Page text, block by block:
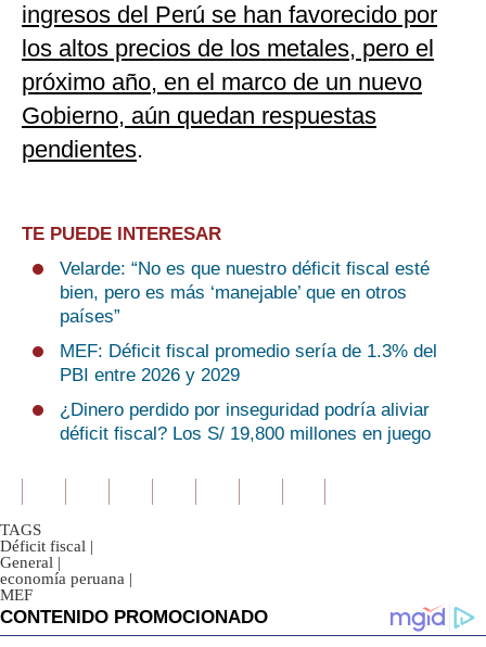
ingresos del Perú se han favorecido por
los altos precios de los metales, pero el
próximo año, en el marco de un nuevo
Gobierno, aún quedan respuestas
pendientes.
TE PUEDE INTERESAR
Velarde: “No es que nuestro déficit fiscal esté
bien, pero es más ‘manejable’ que en otros
países”
MEF: Déficit fiscal promedio sería de 1.3% del
PBI entre 2026 y 2029
¿Dinero perdido por inseguridad podría aliviar
déficit fiscal? Los S/ 19,800 millones en juego
TAGS
Déficit fiscal |
General |
economía peruana |
MEF